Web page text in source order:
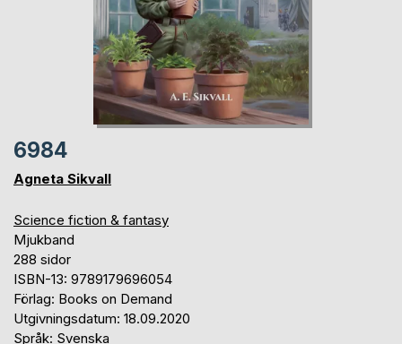
6984
Agneta Sikvall
Science fiction & fantasy
Mjukband
288 sidor
ISBN-13: 9789179696054
Förlag: Books on Demand
Utgivningsdatum: 18.09.2020
Språk: Svenska